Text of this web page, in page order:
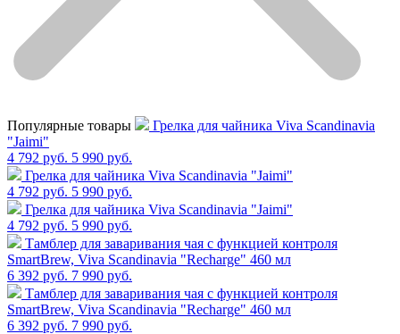
Популярные товары
Грелка для чайника Viva Scandinavia
"Jaimi"
4 792 руб. 5 990 руб.
Грелка для чайника Viva Scandinavia "Jaimi"
4 792 руб. 5 990 руб.
Грелка для чайника Viva Scandinavia "Jaimi"
4 792 руб. 5 990 руб.
Тамблер для заваривания чая с функцией контроля
SmartBrew, Viva Scandinavia "Recharge" 460 мл
6 392 руб. 7 990 руб.
Тамблер для заваривания чая с функцией контроля
SmartBrew, Viva Scandinavia "Recharge" 460 мл
6 392 руб. 7 990 руб.